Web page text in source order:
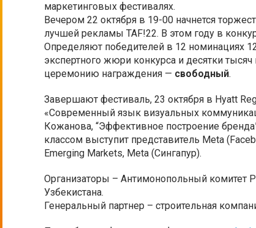
маркетинговых фестивалях.
Вечером 22 октября в 19-00 начнется
лучшей рекламы TAF!22. В этом году в
Определяют победителей в 12 номинациях
экспертного жюри конкурса и десятки тысяч
церемонию награждения — свободный.
Завершают фестиваль, 23 октября в Hyatt
«Современный язык визуальных
Кожанова, “Эффективное построение
классом выступит представитель Meta
Emerging Markets, Meta (Сингапур).
Организаторы – Антимонопольный комитет
Узбекистана.
Генеральный партнер – строительная